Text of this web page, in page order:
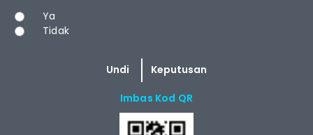
Pilihan
Ya
Tidak
Imbas Kod QR